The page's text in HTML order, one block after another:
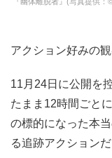
『幽体離脱者』(写真提供
アクション好みの
11月24日に公開を
たまま12時間ごと
の標的になった本
る追跡アクションだ